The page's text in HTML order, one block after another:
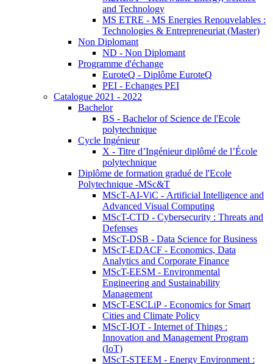
and Technology
MS ETRE - MS Energies Renouvelables :
Technologies & Entrepreneuriat (Master)
Non Diplomant
ND - Non Diplomant
Programme d'échange
EuroteQ - Diplôme EuroteQ
PEI - Echanges PEI
Catalogue 2021 - 2022
Bachelor
BS - Bachelor of Science de l'Ecole
polytechnique
Cycle Ingénieur
X - Titre d’Ingénieur diplômé de l’École
polytechnique
Diplôme de formation gradué de l'Ecole
Polytechnique -MSc&T
MScT-AI-ViC - Artificial Intelligence and
Advanced Visual Computing
MScT-CTD - Cybersecurity : Threats and
Defenses
MScT-DSB - Data Science for Business
MScT-EDACF - Economics, Data
Analytics and Corporate Finance
MScT-EESM - Environmental
Engineering and Sustainability
Management
MScT-ESCLiP - Economics for Smart
Cities and Climate Policy
MScT-IOT - Internet of Things :
Innovation and Management Program
(IoT)
MScT-STEEM - Energy Environment :